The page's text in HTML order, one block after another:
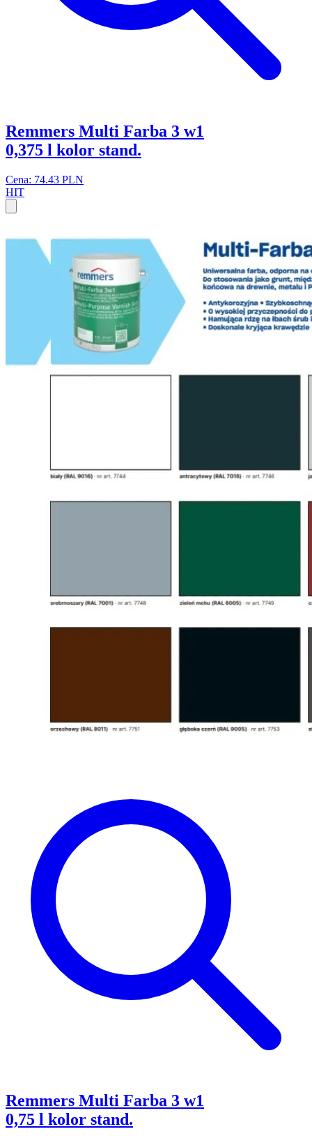
Remmers Multi Farba 3 w1
0,375 l kolor stand.
Cena: 74.43 PLN
HIT
Remmers Multi Farba 3 w1
0,75 l kolor stand.